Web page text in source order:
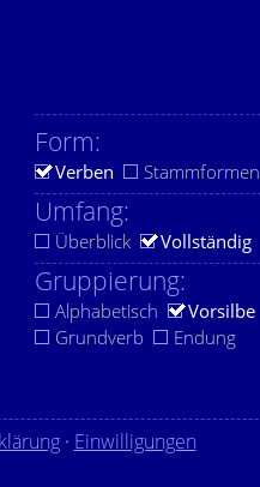
Form:
Verben Stammformen
Umfang:
Überblick Vollständig
Gruppierung:
Alphabetisch
Vorsilbe
Grundverb
Endung
· Einwilligungen